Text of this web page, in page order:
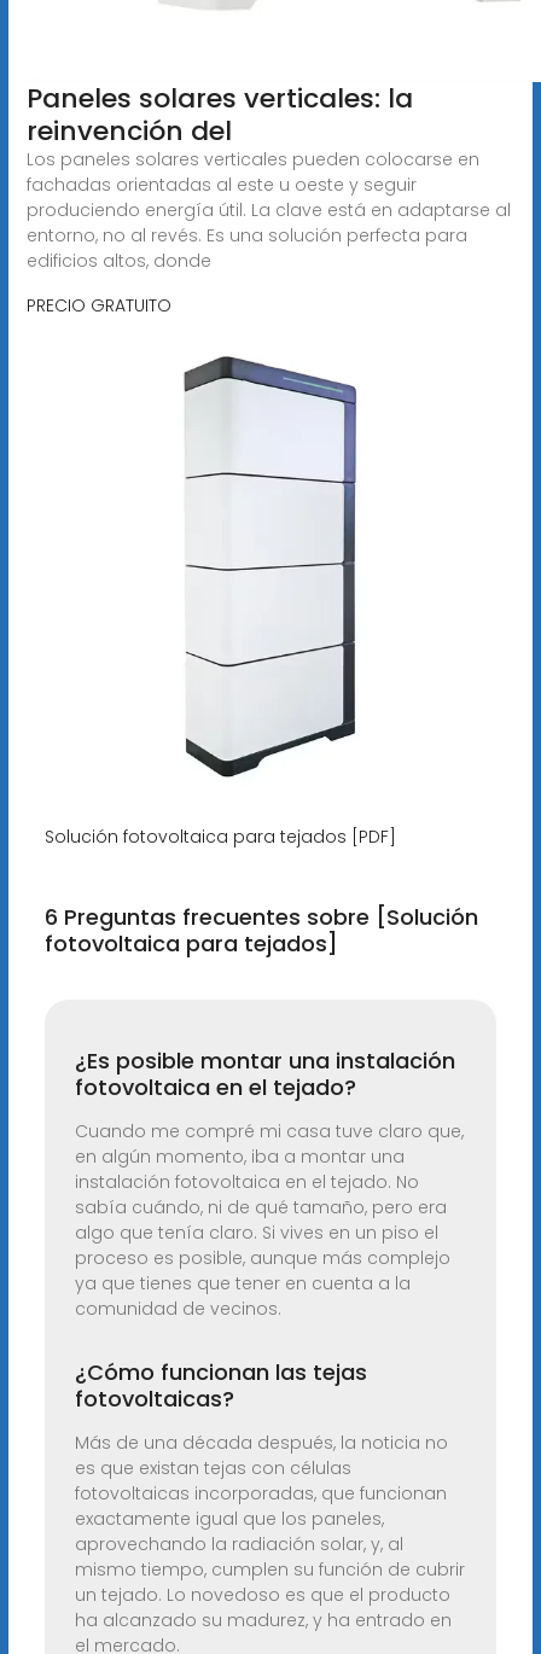
Paneles solares verticales: la
reinvención del
Los paneles solares verticales pueden colocarse en
fachadas orientadas al este u oeste y seguir
produciendo energía útil. La clave está en adaptarse al
entorno, no al revés. Es una solución perfecta para
edificios altos, donde
PRECIO GRATUITO
Solución fotovoltaica para tejados [PDF]
6 Preguntas frecuentes sobre [Solución
fotovoltaica para tejados]
¿Es posible montar una instalación
fotovoltaica en el tejado?
Cuando me compré mi casa tuve claro que,
en algún momento, iba a montar una
instalación fotovoltaica en el tejado. No
sabía cuándo, ni de qué tamaño, pero era
algo que tenía claro. Si vives en un piso el
proceso es posible, aunque más complejo
ya que tienes que tener en cuenta a la
comunidad de vecinos.
¿Cómo funcionan las tejas
fotovoltaicas?
Más de una década después, la noticia no
es que existan tejas con células
fotovoltaicas incorporadas, que funcionan
exactamente igual que los paneles,
aprovechando la radiación solar, y, al
mismo tiempo, cumplen su función de cubrir
un tejado. Lo novedoso es que el producto
ha alcanzado su madurez, y ha entrado en
el mercado.